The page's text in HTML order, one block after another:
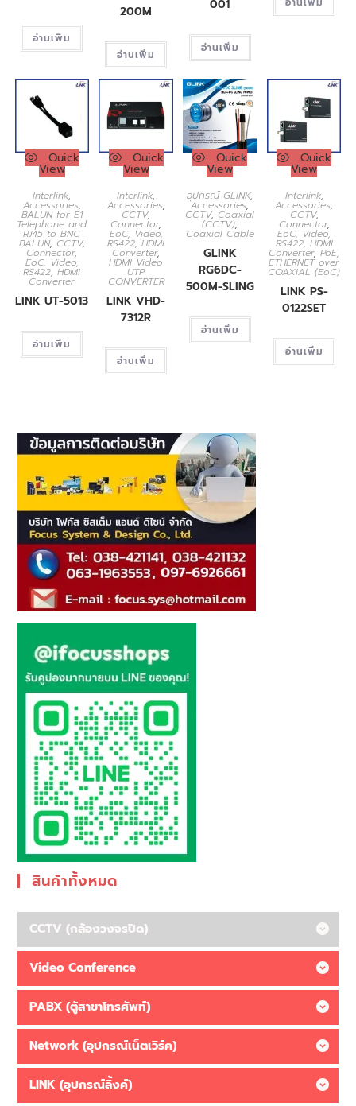
อ่านเพิ่ม
200M
อ่านเพิ่ม
001
อ่านเพิ่ม
Quick
View
Interlink,
Accessories,
BALUN for E1
Telephone and
RJ45 to BNC
BALUN, CCTV,
Connector,
EoC, Video,
RS422, HDMI
Converter
LINK UT-5013
อ่านเพิ่ม
Quick
View
Interlink,
Accessories,
CCTV,
Connector,
EoC, Video,
RS422, HDMI
Converter,
HDMI Video
UTP
CONVERTER
LINK VHD-
7312R
อ่านเพิ่ม
Quick
View
อุปกรณ์ GLINK,
Accessories,
CCTV, Coaxial
(CCTV),
Coaxial Cable
GLINK
RG6DC-
500M-SLING
อ่านเพิ่ม
Quick
View
Interlink,
Accessories,
CCTV,
Connector,
EoC, Video,
RS422, HDMI
Converter,PoE,
ETHERNET over
COAXIAL (EoC)
LINK PS-
0122SET
อ่านเพิ่ม
สินค้าทั้งหมด
CCTV (กล้องวงจรปิด)
Video Conference
PABX (ตู้สาขาโทรศัพท์)
Network (อุปกรณ์เน็ตเวิร์ค)
LINK (อุปกรณ์ลิ้งค์)